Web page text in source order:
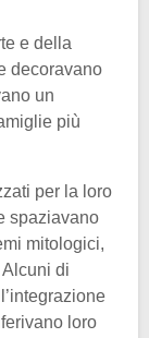
e della
decoravano
un
più
per la loro
spaziavano
mitologici,
di
loro